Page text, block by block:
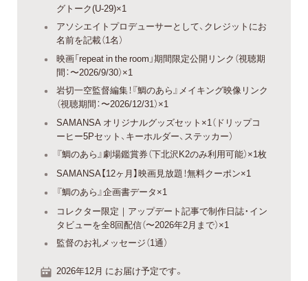
グトーク(U-29)×1
アソシエイトプロデューサーとして、クレジットにお
名前を記載（1名）
映画「repeat in the room」期間限定公開リンク（視聴期
間：〜2026/9/30）×1
岩切一空監督編集！『鯛のあら』メイキング映像リンク
（視聴期間：〜2026/12/31）×1
SAMANSA オリジナルグッズセット×1（ドリップコ
ーヒー5Pセット、キーホルダー、ステッカー）
『鯛のあら』劇場鑑賞券（下北沢K2のみ利用可能）×1枚
SAMANSA【12ヶ月】映画見放題！無料クーポン×1
『鯛のあら』企画書データ×1
コレクター限定｜アップデート記事で制作日誌・イン
タビューを全8回配信（〜2026年2月まで）×1
監督のお礼メッセージ（1通）
2026年12月 にお届け予定です。